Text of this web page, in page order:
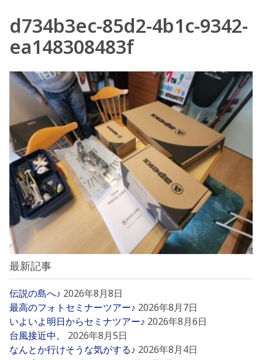
d734b3ec-85d2-4b1c-9342-
ea148308483f
最新記事
伝説の島へ♪ 2026年8月8日
最高のフォトセミナーツアー♪ 2026年8月7日
いよいよ明日からセミナツアー♪ 2026年8月6日
台風接近中。
2026年8月5日
なんとか行けそうな気がする♪ 2026年8月4日